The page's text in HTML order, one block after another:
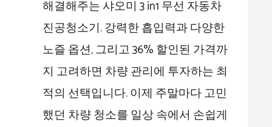
해결해주는 샤오미 3 in1 무선 자동차
진공청소기. 강력한 흡입력과 다양한
노즐 옵션, 그리고 36% 할인된 가격까
지 고려하면 차량 관리에 투자하는 최
적의 선택입니다. 이제 주말마다 고민
했던 차량 청소를 일상 속에서 손쉽게